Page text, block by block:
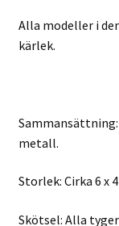
Alla modeller i
kärlek.
Sammansättning:
metall.
Storlek: Cirka 6 x
Skötsel: Alla